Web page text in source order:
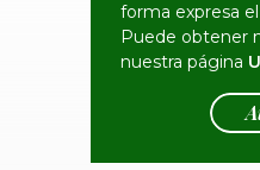
forma expresa
Puede obtener
nuestra página